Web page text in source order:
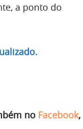
a ponto do
no Facebook,